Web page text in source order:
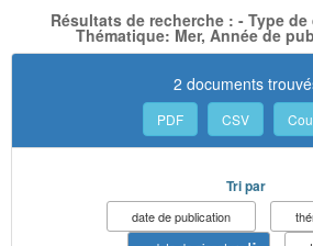
Résultats de recherche : - Type
Thématique: Mer, Année de
2 documents
PDF CSV
Tri par
date de publication